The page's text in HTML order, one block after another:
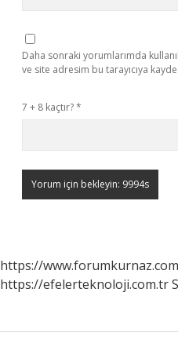
Daha sonraki yorumlarımda
ve site adresim bu tarayıcıya
7 + 8 kaçtır?*
https://www.forumkurnaz.com
https://efelerteknoloji.com.tr